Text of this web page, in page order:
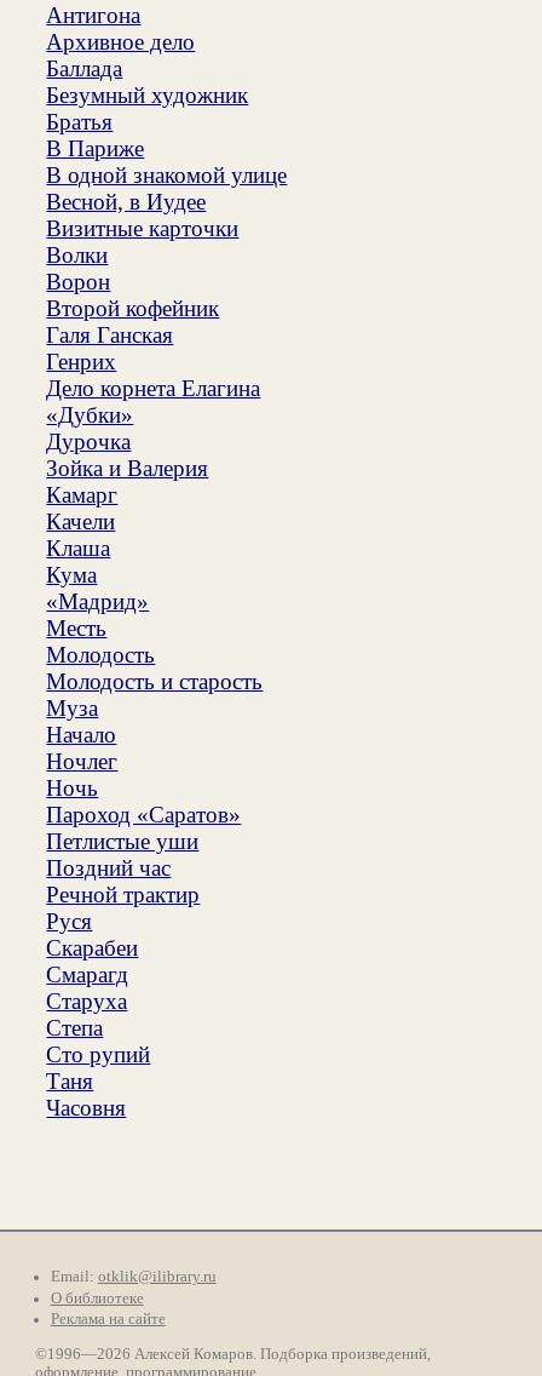
Антигона
Архивное дело
Баллада
Безумный художник
Братья
В Париже
В одной знакомой улице
Весной, в Иудее
Визитные карточки
Волки
Ворон
Второй кофейник
Галя Ганская
Генрих
Дело корнета Елагина
«Дубки»
Дурочка
Зойка и Валерия
Камарг
Качели
Клаша
Кума
«Мадрид»
Месть
Молодость
Молодость и старость
Муза
Начало
Ночлег
Ночь
Пароход «Саратов»
Петлистые уши
Поздний час
Речной трактир
Руся
Скарабеи
Смарагд
Старуха
Степа
Сто рупий
Таня
Часовня
Email: otklik@ilibrary.ru
О библиотеке
Реклама на сайте
©1996—2026 Алексей Комаров. Подборка произведений,